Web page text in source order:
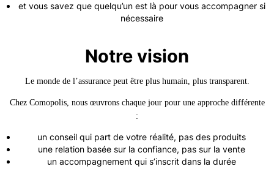
et vous savez que quelqu’un est là pour vous accompagner si
nécessaire
Notre vision
Le monde de l’assurance peut être plus humain, plus transparent.
Chez Comopolis, nous œuvrons chaque jour pour une approche différente
:
un conseil qui part de votre réalité, pas des produits
une relation basée sur la confiance, pas sur la vente
un accompagnement qui s’inscrit dans la durée